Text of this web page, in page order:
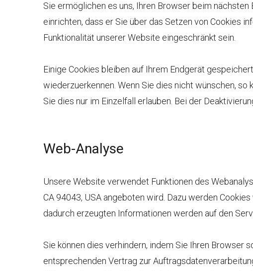
Sie ermöglichen es uns, Ihren Browser beim
einrichten, dass er Sie über das Setzen von Cookies
Funktionalität unserer Website eingeschränkt sein.
Einige Cookies bleiben auf Ihrem Endgerät
wiederzuerkennen. Wenn Sie dies nicht wünschen,
Sie dies nur im Einzelfall erlauben. Bei der
Web-Analyse
Unsere Website verwendet Funktionen des
CA 94043, USA angeboten wird. Dazu werden
dadurch erzeugten Informationen werden auf den
Sie können dies verhindern, indem Sie Ihren Browser
entsprechenden Vertrag zur